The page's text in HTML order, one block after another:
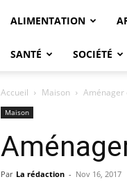
ALIMENTATION
SANTÉ SOCIÉTÉ
Accueil Maison Aménager
Maison
Par La rédaction - Nov 16, 2017